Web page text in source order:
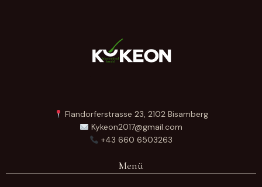
Flandorferstrasse 23, 2102 Bisamberg
Kykeon2017@gmail.com
+43 660 6503263
Menü